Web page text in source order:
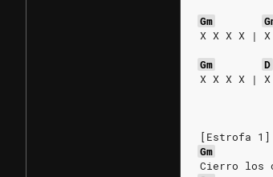
Gm
X X X X |
Gm
D
X X X X |
[Estrofa 1]
Gm
Cierro los